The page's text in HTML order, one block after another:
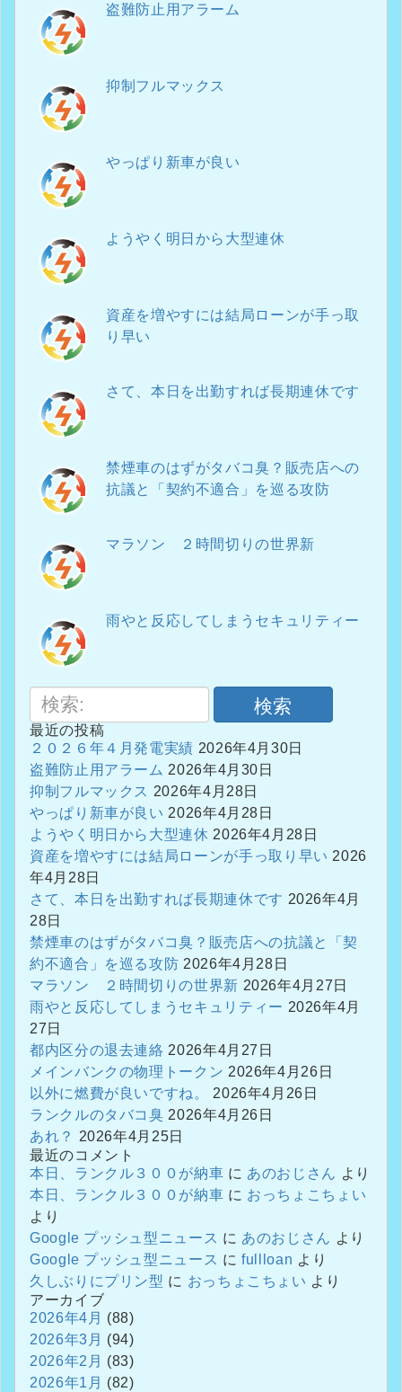
盗難防止用アラーム
抑制フルマックス
やっぱり新車が良い
ようやく明日から大型連休
資産を増やすには結局ローンが手っ取
り早い
さて、本日を出勤すれば長期連休です
禁煙車のはずがタバコ臭？販売店への
抗議と「契約不適合」を巡る攻防
マラソン ２時間切りの世界新
雨やと反応してしまうセキュリティー
検索
最近の投稿
２０２６年４月発電実績 2026年4月30日
盗難防止用アラーム 2026年4月30日
抑制フルマックス 2026年4月28日
やっぱり新車が良い 2026年4月28日
ようやく明日から大型連休 2026年4月28日
資産を増やすには結局ローンが手っ取り早い 2026
年4月28日
さて、本日を出勤すれば長期連休です 2026年4月
28日
禁煙車のはずがタバコ臭？販売店への抗議と「契
約不適合」を巡る攻防 2026年4月28日
マラソン ２時間切りの世界新 2026年4月27日
雨やと反応してしまうセキュリティー 2026年4月
27日
都内区分の退去連絡 2026年4月27日
メインバンクの物理トークン 2026年4月26日
以外に燃費が良いですね。
2026年4月26日
ランクルのタバコ臭 2026年4月26日
あれ？
2026年4月25日
最近のコメント
本日、ランクル３００が納車 に あのおじさん より
本日、ランクル３００が納車 に おっちょこちょい
より
Google プッシュ型ニュース に あのおじさん より
Google プッシュ型ニュース にfullloan より
久しぶりにプリン型 に おっちょこちょい より
アーカイブ
2026年4月 (88)
2026年3月 (94)
2026年2月 (83)
2026年1月 (82)